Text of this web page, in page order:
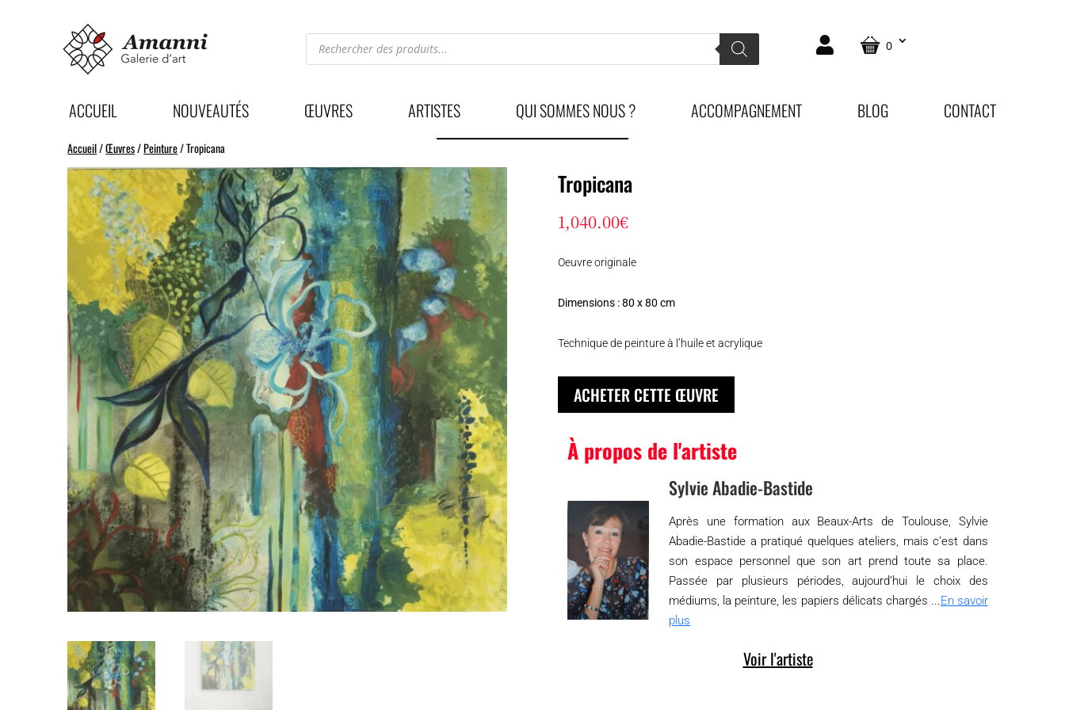
Recherche
de
produits
0
ACCUEIL NOUVEAUTÉS ŒUVRES ARTISTES QUI SOMMES NOUS ? ACCOMPAGNEMENT BLOG CONTACT
Accueil/Œuvres/Peinture/ Tropicana
Tropicana
1,040.00€
Oeuvre originale
Dimensions : 80 x 80 cm
Technique de peinture à l’huile et acrylique
ACHETER CETTE ŒUVRE
À propos de l'artiste
Sylvie Abadie-Bastide
Après une formation aux Beaux-Arts de Toulouse, Sylvie
Abadie-Bastide a pratiqué quelques ateliers, mais c’est dans
son espace personnel que son art prend toute sa place.
Passée par plusieurs périodes, aujourd’hui le choix des
médiums, la peinture, les papiers délicats chargés ...En savoir
plus
Voir l'artiste